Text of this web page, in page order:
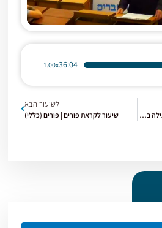
36:04
1.00x
שיעור לפורים – עניין קריאת המגילה בלילה וביום
לשיעור הבא
שיעור לקראת פורים | פורים (כללי)